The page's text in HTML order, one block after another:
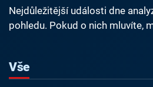
Nejdůležitější události dne
pohledu. Pokud o nich mluvíte,
Vše